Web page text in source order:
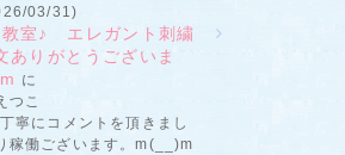
03/31)
教室♪ エレガント刺繍
ありがとうございま
に
つこ
寧にコメントを頂きまし
稼働ございます。m(__)m